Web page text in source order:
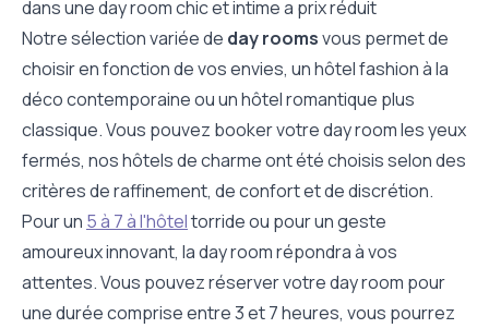
dans une day room chic et intime a prix réduit
Notre sélection variée de day roomsvous permet de
choisir en fonction de vos envies, un hôtel fashion à la
déco contemporaine ou un hôtel romantique plus
classique. Vous pouvez booker votre day room les yeux
fermés, nos hôtels de charme ont été choisis selon des
critères de raffinement, de confort et de discrétion.
Pour un 5 à 7 à l'hôteltorride ou pour un geste
amoureux innovant, la day room répondra à vos
attentes. Vous pouvez réserver votre day room pour
une durée comprise entre 3 et 7 heures, vous pourrez